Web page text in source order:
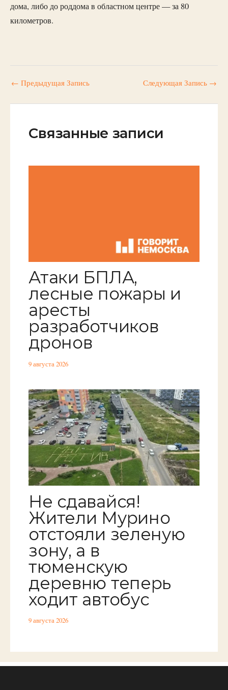
дома, либо до роддома в областном центре — за 80
километров.
← Предыдущая Запись Следующая Запись →
Связанные записи
Атаки БПЛА,
лесные пожары и
аресты
разработчиков
дронов
9 августа 2026
Не сдавайся!
Жители Мурино
отстояли зеленую
зону, а в
тюменскую
деревню теперь
ходит автобус
9 августа 2026